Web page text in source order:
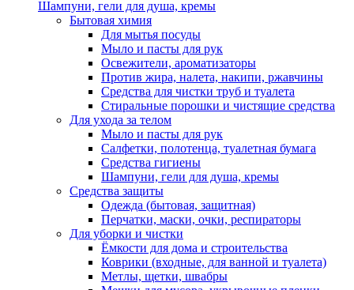
Шампуни, гели для душа, кремы
Бытовая химия
Для мытья посуды
Мыло и пасты для рук
Освежители, ароматизаторы
Против жира, налета, накипи, ржавчины
Средства для чистки труб и туалета
Стиральные порошки и чистящие средства
Для ухода за телом
Мыло и пасты для рук
Салфетки, полотенца, туалетная бумага
Средства гигиены
Шампуни, гели для душа, кремы
Средства защиты
Одежда (бытовая, защитная)
Перчатки, маски, очки, респираторы
Для уборки и чистки
Ёмкости для дома и строительства
Коврики (входные, для ванной и туалета)
Метлы, щетки, швабры